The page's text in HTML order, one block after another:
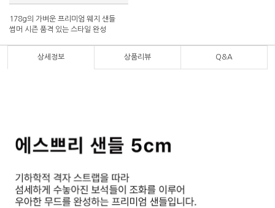
178g의 가벼운 프리미엄 웨지 샌들
썸머 시즌 품격 있는 스타일 완성
상세정보 상품리뷰 Q&A